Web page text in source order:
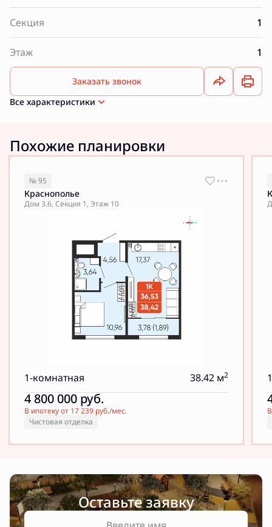
Секция 1
Этаж 1
Заказать звонок
Все характеристики
Похожие планировки
№ 95
Краснополье
Дом 3.6, Секция 1, Этаж 10
1-комнатная 38.42 м2
4 800 000 руб.
В ипотеку от 17 239 руб./мес.
Чистовая отделка
Оставьте заявку